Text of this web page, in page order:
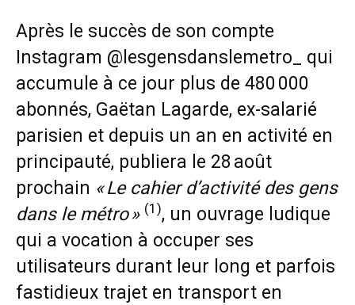
Après le succès de son compte
Instagram @lesgensdanslemetro_ qui
accumule à ce jour plus de 480 000
abonnés, Gaëtan Lagarde, ex-salarié
parisien et depuis un an en activité en
principauté, publiera le 28 août
prochain « Le cahier d’activité des gens
dans le métro » (1), un ouvrage ludique
qui a vocation à occuper ses
utilisateurs durant leur long et parfois
fastidieux trajet en transport en